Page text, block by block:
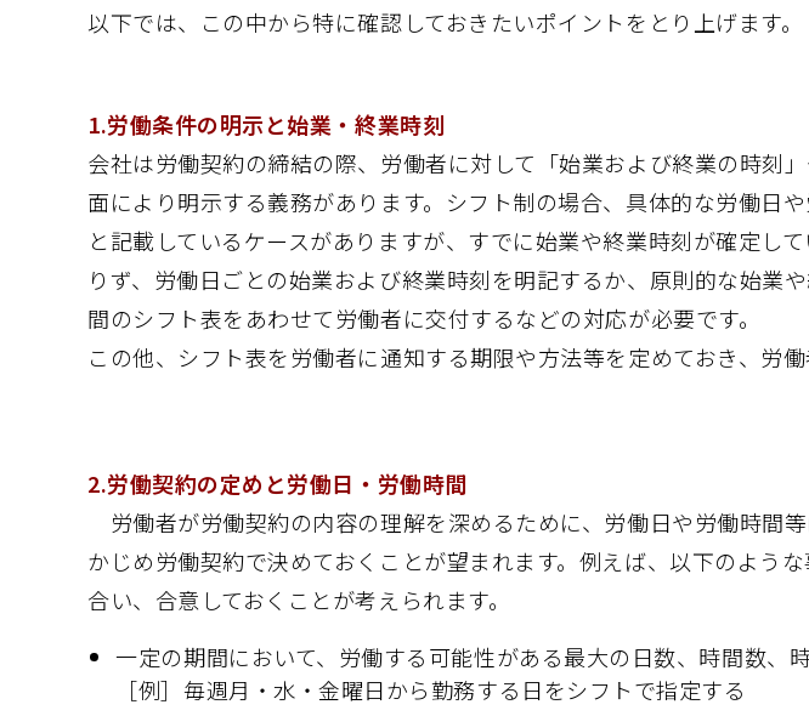
以下では、この中から特に確認しておきたいポイントをとり上げます。
1.労働条件の明示と始業・終業時刻
会社は労働契約の締結の際、労働者に対して「始業および終業の時刻
面により明示する義務があります。シフト制の場合、具体的な労働日
と記載しているケースがありますが、すでに始業や終業時刻が確定し
りず、労働日ごとの始業および終業時刻を明記するか、原則的な始業
間のシフト表をあわせて労働者に交付するなどの対応が必要です。
この他、シフト表を労働者に通知する期限や方法等を定めておき、労働
2.労働契約の定めと労働日・労働時間
労働者が労働契約の内容の理解を深めるために、労働日や労働時間
かじめ労働契約で決めておくことが望まれます。例えば、以下のよう
合い、合意しておくことが考えられます。
一定の期間において、労働する可能性がある最大の日数、時間数、
［例］毎週月・水・金曜日から勤務する日をシフトで指定する